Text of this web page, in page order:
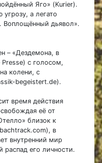
Яго» (Kurier).
угрозу, а легато
Воплощённый дьявол».
– «Дездемона, в
с голосом,
колени, с
begeistert.de).
время действия
её от
близок к
в
внутренний мир
распад его личности.